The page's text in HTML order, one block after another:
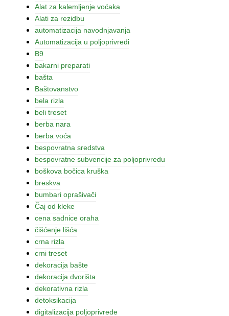
Alat za kalemljenje voćaka
Alati za rezidbu
automatizacija navodnjavanja
Automatizacija u poljoprivredi
B9
bakarni preparati
bašta
Baštovanstvo
bela rizla
beli treset
berba nara
berba voća
bespovratna sredstva
bespovratne subvencije za poljoprivredu
boškova bočica kruška
breskva
bumbari oprašivači
Čaj od kleke
cena sadnice oraha
čišćenje lišća
crna rizla
crni treset
dekoracija bašte
dekoracija dvorišta
dekorativna rizla
detoksikacija
digitalizacija poljoprivrede